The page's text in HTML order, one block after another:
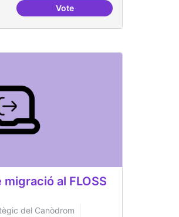
sigui referentVoteArtistes i programari lliure
al FLOSS
del Canòdrom